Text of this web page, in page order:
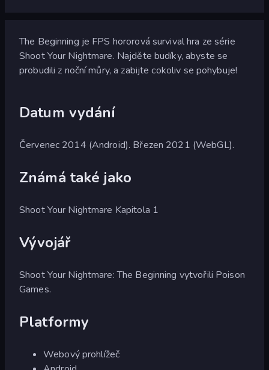
The Beginning je FPS hororová survival hra ze série
Shoot Your Nightmare. Najděte budíky, abyste se
probudili z noční můry, a zabijte cokoliv se pohybuje!
Datum vydání
Červenec 2014 (Android). Březen 2021 (WebGL).
Známá také jako
Shoot Your Nightmare Kapitola 1
Vývojář
Shoot Your Nightmare: The Beginning vytvořili Poison
Games.
Platformy
Webový prohlížeč